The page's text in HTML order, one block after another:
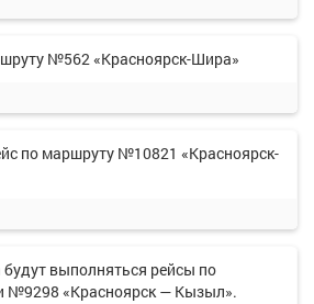
№562 «Красноярск-Шира»
по маршруту №10821 «Красноярск-
выполняться рейсы по
«Красноярск — Кызыл».